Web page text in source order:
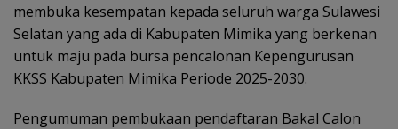
membuka kesempatan kepada seluruh warga Sulawesi
Selatan yang ada di Kabupaten Mimika yang berkenan
untuk maju pada bursa pencalonan Kepengurusan
KKSS Kabupaten Mimika Periode 2025-2030.
Pengumuman pembukaan pendaftaran Bakal Calon